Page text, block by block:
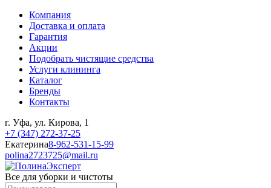
Компания
Доставка и оплата
Гарантия
Акции
Подобрать чистящие средства
Услуги клининга
Каталог
Бренды
Контакты
г. Уфа, ул. Кирова, 1
+7 (347) 272-37-25
Екатерина8-962-531-15-99
polina2723725@mail.ru
Все для уборки и чистоты